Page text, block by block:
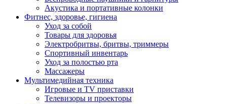
Акустика и портативные колонки
Фитнес, здоровье, гигиена
Уход за собой
Товары для здоровья
Электробритвы, бритвы, триммеры
Спортивный инвентарь
Уход за полостью рта
Массажеры
Мультимедийная техника
Игровые и TV приставки
Телевизоры и проекторы